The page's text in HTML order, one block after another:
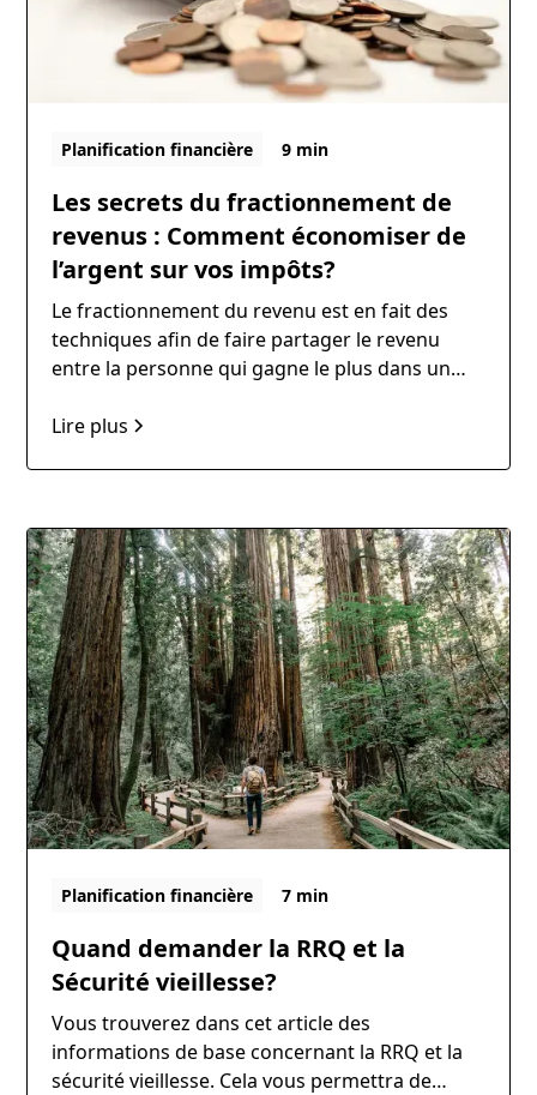
Planification financière 9 min
Les secrets du fractionnement de
revenus : Comment économiser de
l’argent sur vos impôts?
Le fractionnement du revenu est en fait des
techniques afin de faire partager le revenu
entre la personne qui gagne le plus dans un
revenu inférieur. Ainsi, vous avez une économie
Lire plus
Planification financière 7 min
Quand demander la RRQ et la
Sécurité vieillesse?
Vous trouverez dans cet article des
informations de base concernant la RRQ et la
sécurité vieillesse. Cela vous permettra de